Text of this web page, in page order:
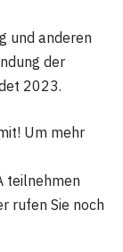
und anderen
der
2023.
Um mehr
teilnehmen
rufen Sie noch